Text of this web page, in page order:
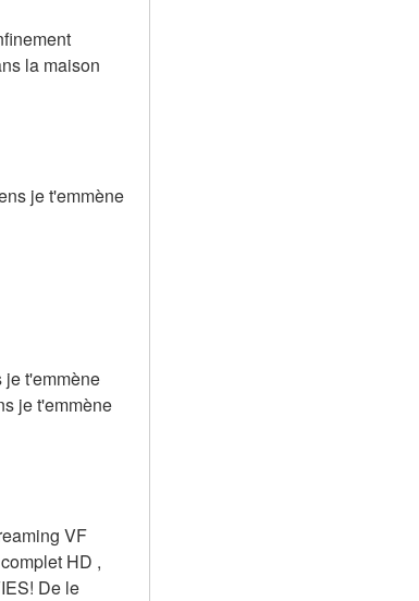
la maison
je t'emmène
je t'emmène
je t'emmène
VF
HD ,
De le